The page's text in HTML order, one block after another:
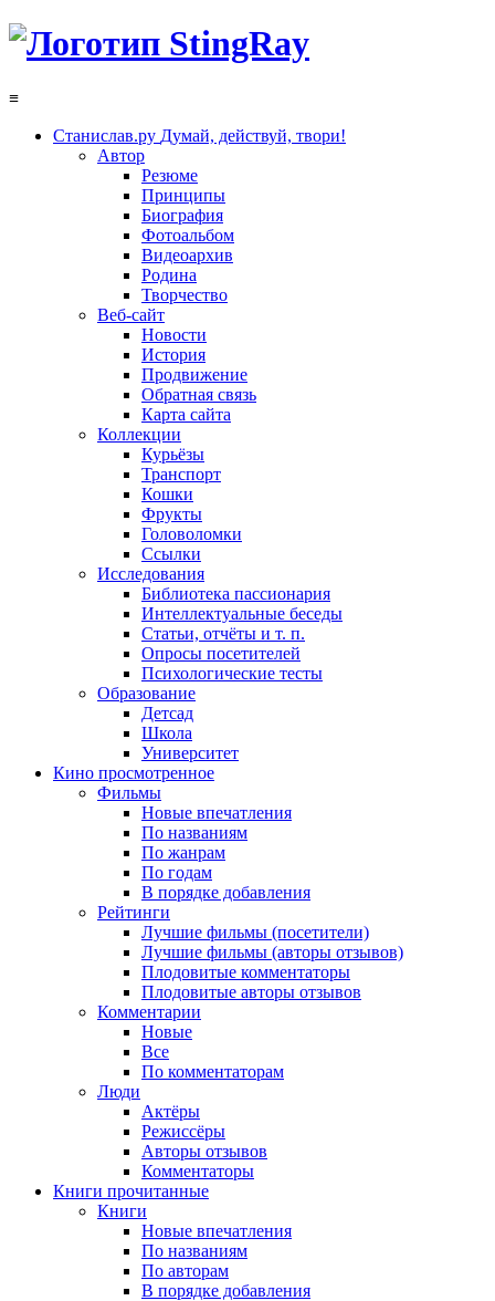
≡
Станислав.ру Думай, действуй, твори!
Автор
Резюме
Принципы
Биография
Фотоальбом
Видеоархив
Родина
Творчество
Веб-сайт
Новости
История
Продвижение
Обратная связь
Карта сайта
Коллекции
Курьёзы
Транспорт
Кошки
Фрукты
Головоломки
Ссылки
Исследования
Библиотека пассионария
Интеллектуальные беседы
Статьи, отчёты и т. п.
Опросы посетителей
Психологические тесты
Образование
Детсад
Школа
Университет
Кино просмотренное
Фильмы
Новые впечатления
По названиям
По жанрам
По годам
В порядке добавления
Рейтинги
Лучшие фильмы (посетители)
Лучшие фильмы (авторы отзывов)
Плодовитые комментаторы
Плодовитые авторы отзывов
Комментарии
Новые
Все
По комментаторам
Люди
Актёры
Режиссёры
Авторы отзывов
Комментаторы
Книги прочитанные
Книги
Новые впечатления
По названиям
По авторам
В порядке добавления